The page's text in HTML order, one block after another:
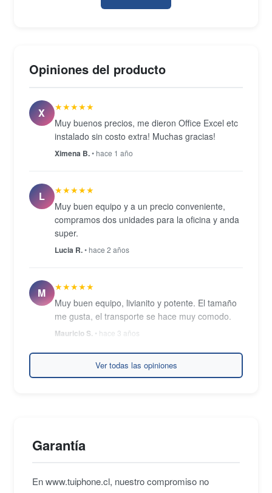
3.0, un Thunderbolt 2, Wi-Fi 802.11ac y Bluetooth
distintivas de la línea— siguen siendo una referencia
condición Seminuevo, con cargador MagSafe 2 de
45 W incluido.
Opiniones del producto
X
★★★★★
Muy buenos precios, me dieron Office Excel etc
instalado sin costo extra! Muchas gracias!
Ximena B.• hace 1 año
L
★★★★★
Muy buen equipo y a un precio conveniente,
compramos dos unidades para la oficina y anda
super.
Lucia R.• hace 2 años
M
★★★★★
Muy buen equipo, livianito y potente. El tamaño
me gusta, el transporte se hace muy comodo.
Mauricio S. • hace 3 años
R
★★★★★
llego impecable y la verdad es muy potente y
Ver todas las opiniones
Garantía
En www.tuiphone.cl, nuestro compromiso no